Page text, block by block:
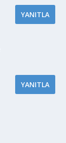
YANITLA
YANITLA